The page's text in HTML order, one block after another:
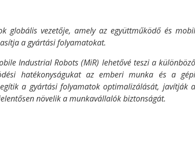
globális vezetője, amely az együttműködő és mobil
a gyártási folyamatokat.
Industrial Robots (MiR) lehetővé teszi a különböző
hatékonyságukat az emberi munka és a gépi
a gyártási folyamatok optimalizálását, javítják a
növelik a munkavállalók biztonságát.